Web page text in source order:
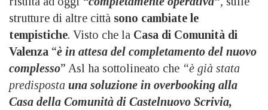
strutture di altre città sono cambiate le
tempistiche. Visto che la Casa di Comunità di
Valenza “è in attesa del completamento del nuovo
complesso” Asl ha sottolineato che “è già stata
predisposta una soluzione in overbooking alla
Casa della Comunità di Castelnuovo Scrivia,